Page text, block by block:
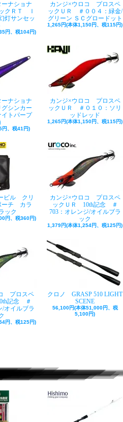
ナショナ
クＲＴ Ｉ
灯サンセッ
円、税104円)
カンジ×ウロコ プロスペ
ックＵＲ ＃００４：緑金/
グリーン ＳＣグロードット
1,265円(本体1,150円、税115円)
ナショナ
シンカー
イトパープ
円、税41円)
カンジ×ウロコ プロスペ
ックＵＲ ＃０１０：ソリ
ッドレッド
1,265円(本体1,150円、税115円)
ビル クリ
ーチ カラ
ック
円、税360円)
カンジ×ウロコ プロスペ
ックＵＲ 10th記念 ＃
703：オレンジ/オイルブラ
ック
1,379円(本体1,254円、税125円)
プロスペ
記念 ＃
/オイルブラ
円、税125円)
クロノ GRASP 510 LIGHT
SCENE
56,100円(本体51,000円、税
5,100円)